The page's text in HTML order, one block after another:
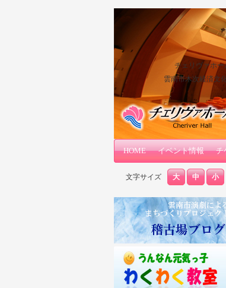
チェリヴァホー
雲南市木次経済文
メインメニュー
メインコンテンツへ移動
サブコンテンツへ移動
HOME イベント情報 チ
文字サイズ 大 中 小